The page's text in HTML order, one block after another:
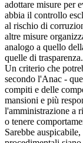
adottare misure per
abbia il controllo
al rischio di
altre misure
analogo a quello
quelle di trasparenza.
Un criterio che
secondo l'Anac -
compiti e delle
mansioni e più
l'amministrazione a
o tenere
Sarebbe